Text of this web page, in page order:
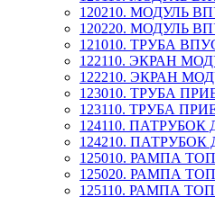
120210. МОДУЛЬ
120220. МОДУЛЬ
121010. ТРУБА
122110. ЭКРАН
122210. ЭКРАН
123010. ТРУБА
123110. ТРУБА
124110.
124210.
125010. РАМПА
125020. РАМПА
125110. РАМПА